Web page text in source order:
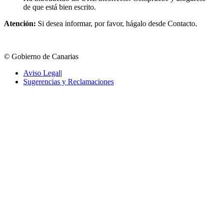
de que está bien escrito.
Atención: Si desea informar, por favor, hágalo desde Contacto.
© Gobierno de Canarias
Aviso Legal|
Sugerencias y Reclamaciones